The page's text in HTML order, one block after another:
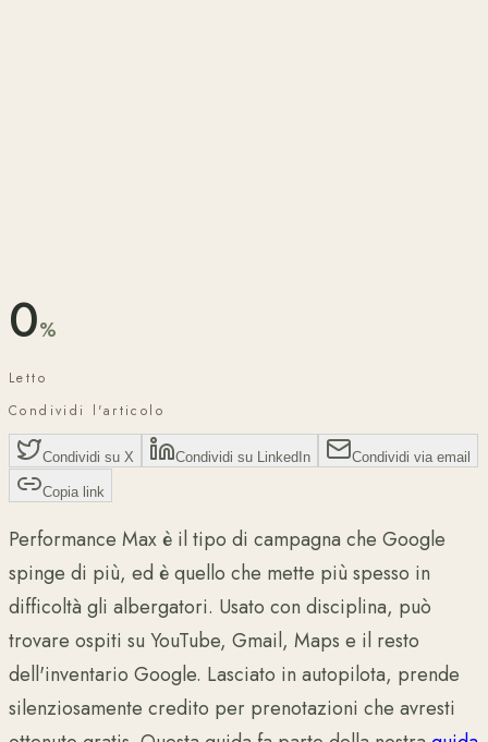
0%
Letto
Condividi l'articolo
Condividi su X Condividi su LinkedIn Condividi via email
Copia link
Performance Max è il tipo di campagna che Google
spinge di più, ed è quello che mette più spesso in
difficoltà gli albergatori. Usato con disciplina, può
trovare ospiti su YouTube, Gmail, Maps e il resto
dell'inventario Google. Lasciato in autopilota, prende
silenziosamente credito per prenotazioni che avresti